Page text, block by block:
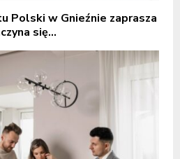
Polski w Gnieźnie zaprasza
się...